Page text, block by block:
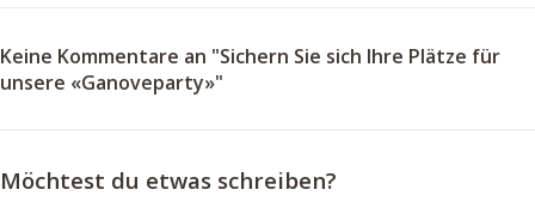
Keine Kommentare an "Sichern Sie sich Ihre Plätze für
unsere «Ganoveparty»"
Möchtest du etwas schreiben?